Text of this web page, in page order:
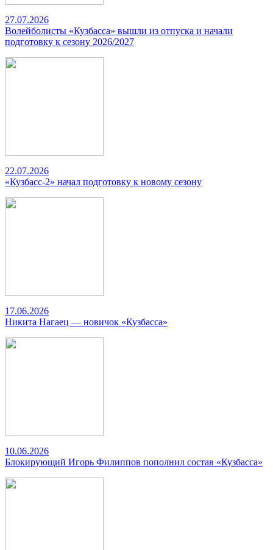
27.07.2026
Волейболисты «Кузбасса» вышли из отпуска и начали
подготовку к сезону 2026/2027
22.07.2026
«Кузбасс-2» начал подготовку к новому сезону
17.06.2026
Никита Нагаец — новичок «Кузбасса»
10.06.2026
Блокирующий Игорь Филиппов пополнил состав «Кузбасса»